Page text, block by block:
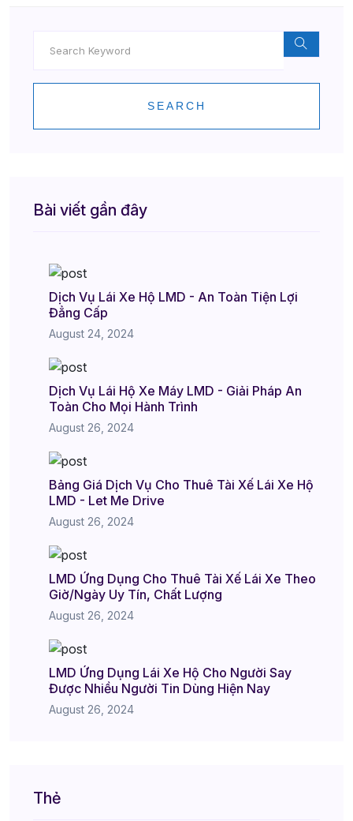
SEARCH
Bài viết gần đây
Dịch Vụ Lái Xe Hộ LMD - An Toàn Tiện Lợi
Đẳng Cấp
August 24, 2024
Dịch Vụ Lái Hộ Xe Máy LMD - Giải Pháp An
Toàn Cho Mọi Hành Trình
August 26, 2024
Bảng Giá Dịch Vụ Cho Thuê Tài Xế Lái Xe Hộ
LMD - Let Me Drive
August 26, 2024
LMD Ứng Dụng Cho Thuê Tài Xế Lái Xe Theo
Giờ/Ngày Uy Tín, Chất Lượng
August 26, 2024
LMD Ứng Dụng Lái Xe Hộ Cho Người Say
Được Nhiều Người Tin Dùng Hiện Nay
August 26, 2024
Thẻ